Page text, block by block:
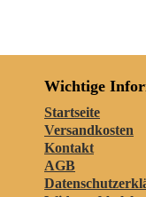
Wichtige
Startseite
Versandkosten
Kontakt
AGB